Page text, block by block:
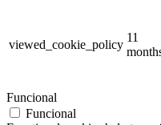
viewed_cookie_policy
11
Funcional
Funcional